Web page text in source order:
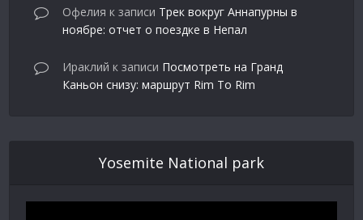
Офелия к записи Трек вокруг Аннапурны в
ноябре: отчет о поездке в Непал
Ираклий к записи Посмотреть на Гранд
Каньон снизу: маршрут Rim To Rim
Yosemite National park